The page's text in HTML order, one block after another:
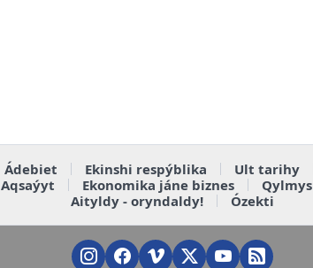
Ádebiet Ekinshi respýblika Ult tarihy
Aqsaýyt Ekonomika jáne biznes Qylmys
Aityldy - oryndaldy!
Ózekti